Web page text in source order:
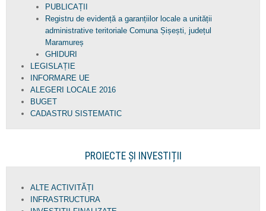
PUBLICAȚII
Registru de evidență a garanțiilor locale a unității
administrative teritoriale Comuna Șișești, județul
Maramureș
GHIDURI
LEGISLAȚIE
INFORMARE UE
ALEGERI LOCALE 2016
BUGET
CADASTRU SISTEMATIC
PROIECTE ȘI INVESTIȚII
ALTE ACTIVITĂȚI
INFRASTRUCTURA